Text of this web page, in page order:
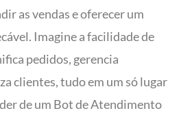
as vendas e oferecer um
Imagine a facilidade de
pedidos, gerencia
clientes, tudo em um só lugar
de um Bot de Atendimento